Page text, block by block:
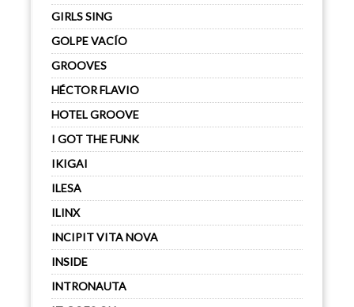
GIRLS SING
GOLPE VACÍO
GROOVES
HÉCTOR FLAVIO
HOTEL GROOVE
I GOT THE FUNK
IKIGAI
ILESA
ILINX
INCIPIT VITA NOVA
INSIDE
INTRONAUTA